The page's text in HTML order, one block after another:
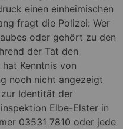
einen einheimischen
fragt die Polizei: Wer
oder gehört zu den
der Tat den
Kenntnis von
noch nicht angezeigt
Identität der
Elbe-Elster in
03531 7810 oder jede